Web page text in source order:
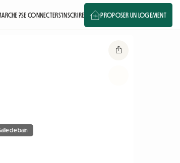
?SE CONNECTERS'INSCRIRE PROPOSER UN LOGEMENT
de bain